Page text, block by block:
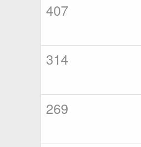
407
314
269